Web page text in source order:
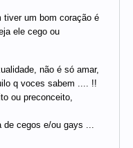
tiver um bom coração é
ele cego ou
não é só amar,
q voces sabem .... !!
ou preconceito,
de cegos e/ou gays ...